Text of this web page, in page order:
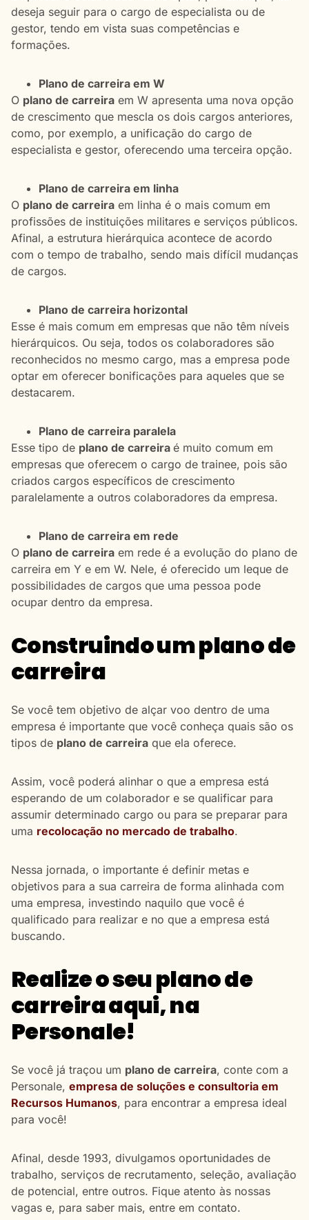
deseja seguir para o cargo de especialista ou de
gestor, tendo em vista suas competências e
formações.
Plano de carreira em W
O plano de carreira em W apresenta uma nova opção
de crescimento que mescla os dois cargos anteriores,
como, por exemplo, a unificação do cargo de
especialista e gestor, oferecendo uma terceira opção.
Plano de carreira em linha
O plano de carreira em linha é o mais comum em
profissões de instituições militares e serviços públicos.
Afinal, a estrutura hierárquica acontece de acordo
com o tempo de trabalho, sendo mais difícil mudanças
de cargos.
Plano de carreira horizontal
Esse é mais comum em empresas que não têm níveis
hierárquicos. Ou seja, todos os colaboradores são
reconhecidos no mesmo cargo, mas a empresa pode
optar em oferecer bonificações para aqueles que se
destacarem.
Plano de carreira paralela
Esse tipo de plano de carreira é muito comum em
empresas que oferecem o cargo de trainee, pois são
criados cargos específicos de crescimento
paralelamente a outros colaboradores da empresa.
Plano de carreira em rede
O plano de carreira em rede é a evolução do plano de
carreira em Y e em W. Nele, é oferecido um leque de
possibilidades de cargos que uma pessoa pode
ocupar dentro da empresa.
Construindo um plano de
carreira
Se você tem objetivo de alçar voo dentro de uma
empresa é importante que você conheça quais são os
tipos de plano de carreira que ela oferece.
Assim, você poderá alinhar o que a empresa está
esperando de um colaborador e se qualificar para
assumir determinado cargo ou para se preparar para
uma recolocação no mercado de trabalho.
Nessa jornada, o importante é definir metas e
objetivos para a sua carreira de forma alinhada com
uma empresa, investindo naquilo que você é
qualificado para realizar e no que a empresa está
buscando.
Realize o seu plano de
carreira aqui, na
Personale!
Se você já traçou um plano de carreira, conte com a
Personale, empresa de soluções e consultoria em
Recursos Humanos, para encontrar a empresa ideal
para você!
Afinal, desde 1993, divulgamos oportunidades de
trabalho, serviços de recrutamento, seleção, avaliação
de potencial, entre outros. Fique atento às nossas
vagas e, para saber mais, entre em contato.